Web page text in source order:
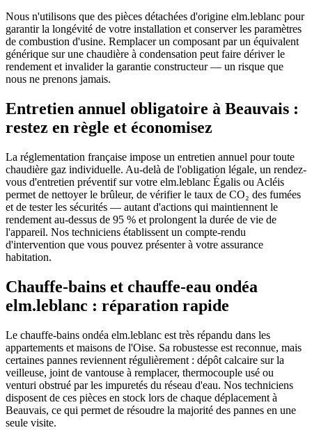
Nous n'utilisons que des pièces détachées d'origine elm.leblanc pour
garantir la longévité de votre installation et conserver les paramètres
de combustion d'usine. Remplacer un composant par un équivalent
générique sur une chaudière à condensation peut faire dériver le
rendement et invalider la garantie constructeur — un risque que
nous ne prenons jamais.
Entretien annuel obligatoire à Beauvais :
restez en règle et économisez
La réglementation française impose un entretien annuel pour toute
chaudière gaz individuelle. Au-delà de l'obligation légale, un rendez-
vous d'entretien préventif sur votre elm.leblanc Égalis ou Acléis
permet de nettoyer le brûleur, de vérifier le taux de CO₂ des fumées
et de tester les sécurités — autant d'actions qui maintiennent le
rendement au-dessus de 95 % et prolongent la durée de vie de
l'appareil. Nos techniciens établissent un compte-rendu
d'intervention que vous pouvez présenter à votre assurance
habitation.
Chauffe-bains et chauffe-eau ondéa
elm.leblanc : réparation rapide
Le chauffe-bains ondéa elm.leblanc est très répandu dans les
appartements et maisons de l'Oise. Sa robustesse est reconnue, mais
certaines pannes reviennent régulièrement : dépôt calcaire sur la
veilleuse, joint de vantouse à remplacer, thermocouple usé ou
venturi obstrué par les impuretés du réseau d'eau. Nos techniciens
disposent de ces pièces en stock lors de chaque déplacement à
Beauvais, ce qui permet de résoudre la majorité des pannes en une
seule visite.